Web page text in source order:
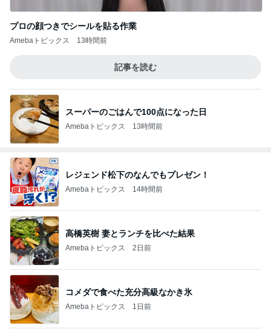
プロの顔つきでシールを貼る作業
Amebaトピックス 13時間前
記事を読む
スーパーのごはんで100点になった日
Amebaトピックス 13時間前
レジェンド松下のなんでもプレゼン！
Amebaトピックス 14時間前
高橋英樹 妻とランチを比べた結果
Amebaトピックス 2日前
コメダで食べた充分高級なかき氷
Amebaトピックス 1日前